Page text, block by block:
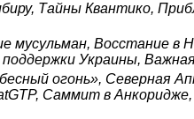
Тайны Квантико,
Восстание в
Украины,
огонь», Северная
Саммит в